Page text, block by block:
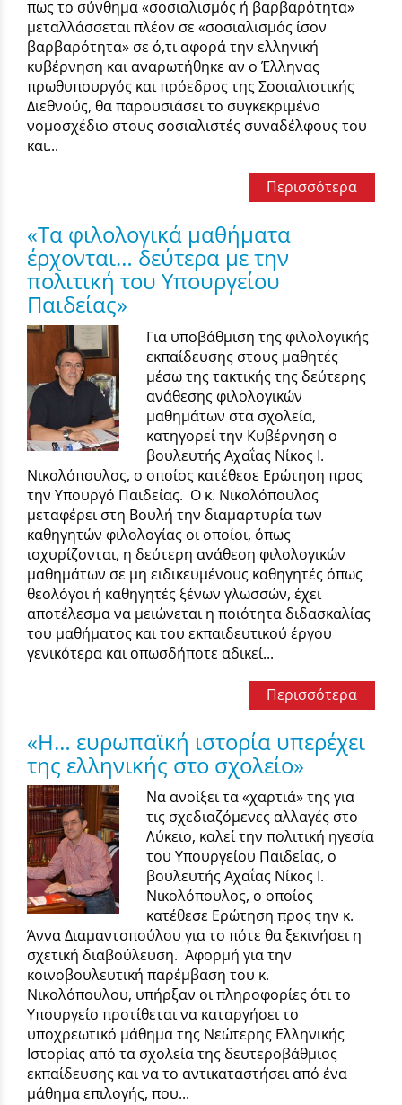
πως το σύνθημα «σοσιαλισμός ή βαρβαρότητα»
μεταλλάσσεται πλέον σε «σοσιαλισμός ίσον
βαρβαρότητα» σε ό,τι αφορά την ελληνική
κυβέρνηση και αναρωτήθηκε αν ο Έλληνας
πρωθυπουργός και πρόεδρος της Σοσιαλιστικής
Διεθνούς, θα παρουσιάσει το συγκεκριμένο
νομοσχέδιο στους σοσιαλιστές συναδέλφους του
και...
Περισσότερα
«Τα φιλολογικά μαθήματα
έρχονται… δεύτερα με την
πολιτική του Υπουργείου
Παιδείας»
Για υποβάθμιση της φιλολογικής
εκπαίδευσης στους μαθητές
μέσω της τακτικής της δεύτερης
ανάθεσης φιλολογικών
μαθημάτων στα σχολεία,
κατηγορεί την Κυβέρνηση ο
βουλευτής Αχαΐας Νίκος Ι.
Νικολόπουλος, ο οποίος κατέθεσε Ερώτηση προς
την Υπουργό Παιδείας. Ο κ. Νικολόπουλος
μεταφέρει στη Βουλή την διαμαρτυρία των
καθηγητών φιλολογίας οι οποίοι, όπως
ισχυρίζονται, η δεύτερη ανάθεση φιλολογικών
μαθημάτων σε μη ειδικευμένους καθηγητές όπως
θεολόγοι ή καθηγητές ξένων γλωσσών, έχει
αποτέλεσμα να μειώνεται η ποιότητα διδασκαλίας
του μαθήματος και του εκπαιδευτικού έργου
γενικότερα και οπωσδήποτε αδικεί...
Περισσότερα
«Η… ευρωπαϊκή ιστορία υπερέχει
της ελληνικής στο σχολείο»
Να ανοίξει τα «χαρτιά» της για
τις σχεδιαζόμενες αλλαγές στο
Λύκειο, καλεί την πολιτική ηγεσία
του Υπουργείου Παιδείας, ο
βουλευτής Αχαΐας Νίκος Ι.
Νικολόπουλος, ο οποίος
κατέθεσε Ερώτηση προς την κ.
Άννα Διαμαντοπούλου για το πότε θα ξεκινήσει η
σχετική διαβούλευση. Αφορμή για την
κοινοβουλευτική παρέμβαση του κ.
Νικολόπουλου, υπήρξαν οι πληροφορίες ότι το
Υπουργείο προτίθεται να καταργήσει το
υποχρεωτικό μάθημα της Νεώτερης Ελληνικής
Ιστορίας από τα σχολεία της δευτεροβάθμιος
εκπαίδευσης και να το αντικαταστήσει από ένα
μάθημα επιλογής, που...